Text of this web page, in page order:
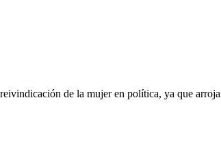
de la mujer en política, ya que